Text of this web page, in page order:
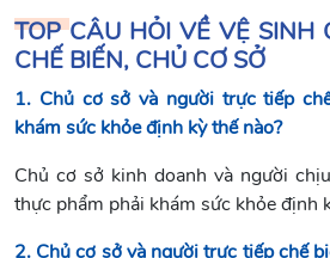
TOP CÂU HỎI VỀ VỆ SINH
CHẾ BIẾN, CHỦ CƠ SỞ
1. Chủ cơ sở và người trực tiếp
khám sức khỏe định kỳ thế nào?
Chủ cơ sở kinh doanh và người
thực phẩm phải khám sức khỏe định
2. Chủ cơ sở và người trực tiếp chế